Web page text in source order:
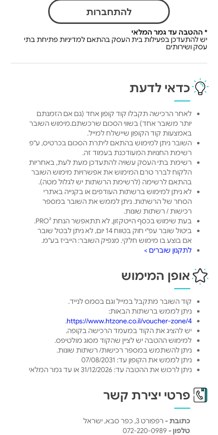
להתחברות
* ההטבה עד גמר המלאי
יש להתעדכן בפעילות בית העסק בהתאם למדיניות פתיחת בתי
עסק ושירותים
כדאי לדעת
לאחר הרכישה תקבלו קוד קופון אחד (גם אם הזמנתם
יותר משובר אחד) בשווי הסכום שרכשתם.מימוש השובר
באמצעות קוד הקופון שיישלח למייל.
השובר ניתן למימוש בהתאם ליתרת הסכום בכרטיס, ע"פ
רשימת החנויות המעודכנת בעמוד זה.
רשימת בתי העסק עשויה להתעדכן מעת לעת, באחריות
הלקוח לברר טרם המימוש את אפשרויות מימוש השובר
בהתאם לרשימה (לרשימת הרשתות יש לגלול מטה).
לא ניתן למימוש ברשתות העודפים או בקנייה באתרי
הסחר של הרשתות. ניתן לממש את השובר במספר
רכישות / רשתות שונות.
בעת שימוש בכסף הייטקזון, לא תתאפשר הנחת PRO².
ביטול שובר עפ"י חוק בטווח 14 יום, לא ניתן לבטל שובר
אם בוצע בו מימוש חלקי. מנפיק השובר: הייביז בע"מ.
לתקנון שוברים >
אופן המימוש
קוד השובר מתקבל במייל וגם בסמס לנייד.
ניתן לממש ברשתות הבאות:
https://www.htzone.co.il/voucher-zone/4
.
יש להציג את הקוד במעמד הרכישה בקופה.
למימוש ההטבה יש לציין שהקוד מסוג מולטיפס.
ניתן להשתמש במספר רכישות/ רשתות שונות.
ניתן לממש את הקופון עד: 07/08/2031
ניתן לרכוש את ההטבה עד: 31/12/2026 או עד גמר המלאי
פרטי יצירת קשר
כתובת - רפפורט 3, כפר סבא, ישראל
טלפון -072-220-0989